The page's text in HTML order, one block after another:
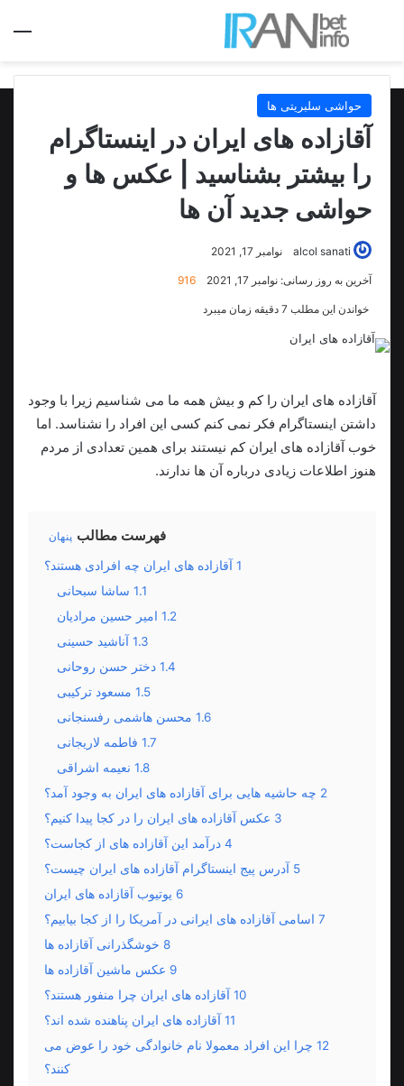
جستجو برای
حواشی سلبریتی ها
آقازاده های ایران در اینستاگرام
را بیشتر بشناسید | عکس ها و
حواشی جدید آن ها
alcol sanati نوامبر 17, 2021
آخرین به روز رسانی: نوامبر 17, 2021 916
خواندن این مطلب 7 دقیقه زمان میبرد
آقازاده های ایران را کم و بیش همه ما می شناسیم زیرا با وجود
داشتن اینستاگرام فکر نمی کنم کسی این افراد را نشناسد. اما
خوب آقازاده های ایران کم نیستند برای همین تعدادی از مردم
هنوز اطلاعات زیادی درباره آن ها ندارند.
فهرست مطالب پنهان
1 آقازاده های ایران چه افرادی هستند؟
1.1 ساشا سبحانی
1.2 امیر حسین مرادیان
1.3 آناشید حسینی
1.4 دختر حسن روحانی
1.5 مسعود ترکیبی
1.6 محسن هاشمی رفسنجانی
1.7 فاطمه لاریجانی
1.8 نعیمه اشراقی
2 چه حاشیه هایی برای آقازاده های ایران به وجود آمد؟
3 عکس آقازاده های ایران را در کجا پیدا کنیم؟
4 درآمد این آقازاده های از کجاست؟
5 آدرس پیج اینستاگرام آقازاده های ایران چیست؟
6 یوتیوب آقازاده های ایران
7 اسامی آقازاده های ایرانی در آمریکا را از کجا بیابیم؟
8 خوشگذرانی آقازاده ها
9 عکس ماشین آقازاده ها
10 آقازاده های ایران چرا منفور هستند؟
11 آقازاده های ایران پناهنده شده اند؟
12 چرا این افراد معمولا نام خانوادگی خود را عوض می
کنند؟